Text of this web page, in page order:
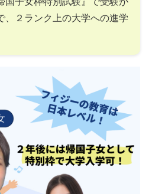
、２ランク上の大学への進学